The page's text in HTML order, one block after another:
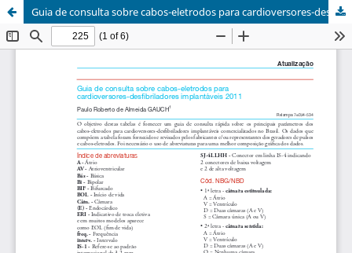
Guia de consulta sobre cabos-eletrodos para cardioversores-desfibriladores implantáveis 2011